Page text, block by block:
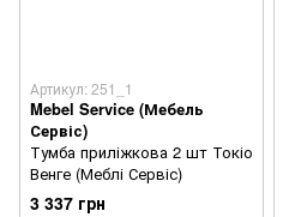
Артикул: 251_1
Mebel Service (Мебель
Сервіс)
Тумба приліжкова 2 шт Токіо
Венге (Меблі Сервіс)
3 337 грн